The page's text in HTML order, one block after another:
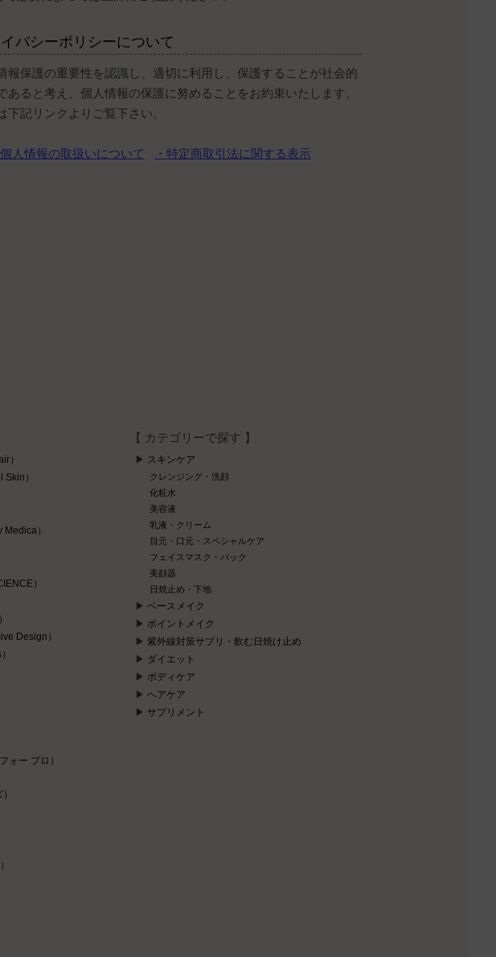
バシーポリシーについて
報保護の重要性を認識し、適切に利用し、保護することが社会的
あると考え、個人情報の保護に努めることをお約束いたします。
下記リンクよりご覧下さい。
個人情報の取扱いについて ・特定商取引法に関する表示
）
）
）
）
Design）
ォー プロ）
【 カテゴリーで探す 】
スキンケア
クレンジング・洗顔
化粧水
美容液
乳液・クリーム
目元・口元・スペシャルケア
フェイスマスク・パック
美顔器
日焼止め・下地
ベースメイク
ポイントメイク
紫外線対策サプリ・飲む日焼け止め
ダイエット
ボディケア
ヘアケア
サプリメント